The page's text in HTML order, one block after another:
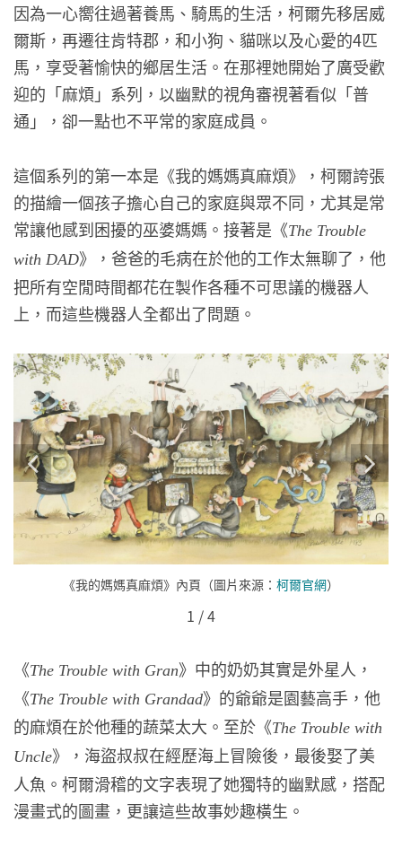
因為一心嚮往過著養馬、騎馬的生活，柯爾先移居威
爾斯，再遷往肯特郡，和小狗、貓咪以及心愛的4匹
馬，享受著愉快的鄉居生活。在那裡她開始了廣受歡
迎的「麻煩」系列，以幽默的視角審視著看似「普
通」，卻一點也不平常的家庭成員。
這個系列的第一本是《我的媽媽真麻煩》，柯爾誇張
的描繪一個孩子擔心自己的家庭與眾不同，尤其是常
常讓他感到困擾的巫婆媽媽。接著是《The Trouble
with DAD》，爸爸的毛病在於他的工作太無聊了，他
把所有空閒時間都花在製作各種不可思議的機器人
上，而這些機器人全都出了問題。
《我的媽媽真麻煩》內頁（圖片來源： 柯爾官網）
1 /4
《The Trouble with Gran》中的奶奶其實是外星人，
《The Trouble with Grandad》的爺爺是園藝高手，他
的麻煩在於他種的蔬菜太大。至於《The Trouble with
Uncle》，海盜叔叔在經歷海上冒險後，最後娶了美
人魚。柯爾滑稽的文字表現了她獨特的幽默感，搭配
漫畫式的圖畫，更讓這些故事妙趣橫生。